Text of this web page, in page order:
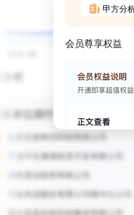
甲方分
会员尊享权益